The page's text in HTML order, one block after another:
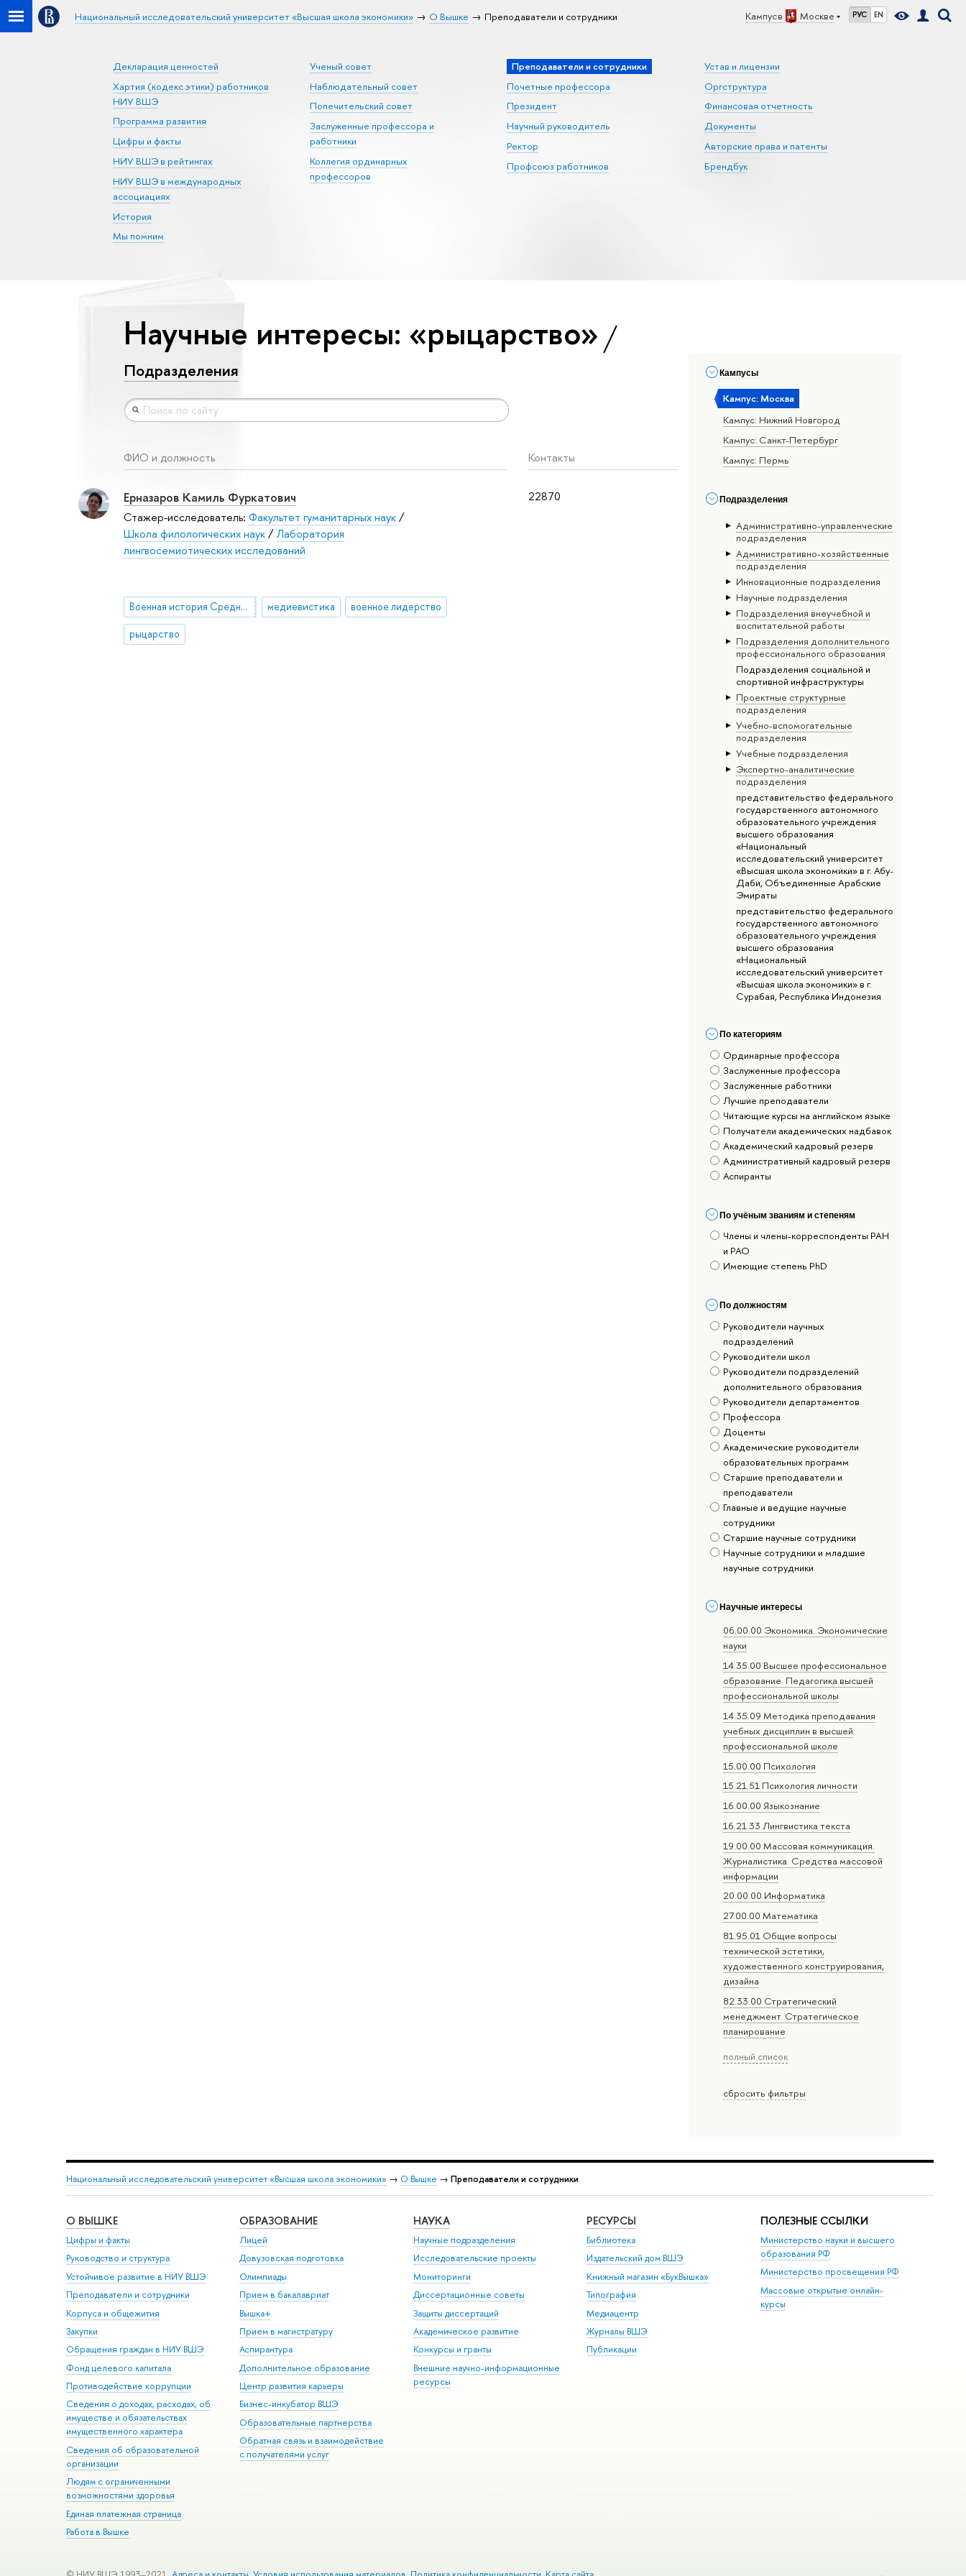
Кампус в Москве РУС EN
Национальный исследовательский университет «Высшая школа экономики» О Вышке Преподаватели и сотрудники
Декларация ценностей
Хартия (кодекс этики) работников
НИУ ВШЭ
Программа развития
Цифры и факты
НИУ ВШЭ в рейтингах
НИУ ВШЭ в международных
ассоциациях
История
Мы помним
Ученый совет
Наблюдательный совет
Попечительский совет
Заслуженные профессора и
работники
Коллегия ординарных
профессоров
Преподаватели и сотрудники
Почетные профессора
Президент
Научный руководитель
Ректор
Профсоюз работников
Устав и лицензии
Оргструктура
Финансовая отчетность
Документы
Авторские права и патенты
Брендбук
Кампусы
Кампус: Москва
Кампус: Нижний Новгород
Кампус: Санкт-Петербург
Кампус: Пермь
Подразделения
Административно-управленческие
подразделения
Административно-хозяйственные
подразделения
Инновационные подразделения
Научные подразделения
Подразделения внеучебной и
воспитательной работы
Подразделения дополнительного
профессионального образования
Подразделения социальной и
спортивной инфраструктуры
Проектные структурные
подразделения
Учебно-вспомогательные
подразделения
Учебные подразделения
Экспертно-аналитические
подразделения
представительство федерального
государственного автономного
образовательного учреждения
высшего образования
«Национальный
исследовательский университет
«Высшая школа экономики» в г. Абу-
Даби, Объединенные Арабские
Эмираты
представительство федерального
государственного автономного
образовательного учреждения
высшего образования
«Национальный
исследовательский университет
«Высшая школа экономики» в г.
Сурабая, Республика Индонезия
По категориям
Ординарные профессора
Заслуженные профессора
Заслуженные работники
Лучшие преподаватели
Читающие курсы на английском языке
Получатели академических надбавок
Академический кадровый резерв
Административный кадровый резерв
Аспиранты
По учёным званиям и степеням
Члены и члены-корреспонденты РАН
и РАО
Имеющие степень PhD
По должностям
Руководители научных
подразделений
Руководители школ
Руководители подразделений
дополнительного образования
Руководители департаментов
Профессора
Доценты
Академические руководители
образовательных программ
Старшие преподаватели и
преподаватели
Главные и ведущие научные
сотрудники
Старшие научные сотрудники
Научные сотрудники и младшие
научные сотрудники
Научные интересы
06.00.00 Экономика. Экономические
науки
14.35.00 Высшее профессиональное
образование. Педагогика высшей
профессиональной школы
14.35.09 Методика преподавания
учебных дисциплин в высшей
профессиональной школе
15.00.00 Психология
15.21.51 Психология личности
16.00.00 Языкознание
16.21.33 Лингвистика текста
19.00.00 Массовая коммуникация.
Журналистика. Средства массовой
информации
20.00.00 Информатика
27.00.00 Математика
81.95.01 Общие вопросы
технической эстетики,
художественного конструирования,
дизайна
82.33.00 Стратегический
менеджмент. Стратегическое
планирование
полный список
сбросить фильтры
Научные интересы: «рыцарство»
Подразделения
ФИО и должность Контакты
22870
Ерназаров Камиль Фуркатович
Стажер-исследователь: Факультет гуманитарных наук/
Школа филологических наук/Лаборатория
лингвосемиотических исследований
Военная история Средневековья медиевистика военное лидерство
рыцарство
Национальный исследовательский университет «Высшая школа экономики» → О Вышке → Преподаватели и сотрудники
О ВЫШКЕ
Цифры и факты
Руководство и структура
Устойчивое развитие в НИУ ВШЭ
Преподаватели и сотрудники
Корпуса и общежития
Закупки
Обращения граждан в НИУ ВШЭ
Фонд целевого капитала
Противодействие коррупции
Сведения о доходах, расходах, об
имуществе и обязательствах
имущественного характера
Сведения об образовательной
организации
Людям с ограниченными
возможностями здоровья
Единая платежная страница
Работа в Вышке
ОБРАЗОВАНИЕ
Лицей
Довузовская подготовка
Олимпиады
Прием в бакалавриат
Вышка+
Прием в магистратуру
Аспирантура
Дополнительное образование
Центр развития карьеры
Бизнес-инкубатор ВШЭ
Образовательные партнерства
Обратная связь и взаимодействие
с получателями услуг
НАУКА
Научные подразделения
Исследовательские проекты
Мониторинги
Диссертационные советы
Защиты диссертаций
Академическое развитие
Конкурсы и гранты
Внешние научно-информационные
ресурсы
РЕСУРСЫ
Библиотека
Издательский дом ВШЭ
Книжный магазин «БукВышка»
Типография
Медиацентр
Журналы ВШЭ
Публикации
ПОЛЕЗНЫЕ ССЫЛКИ
Министерство науки и высшего
образования РФ
Министерство просвещения РФ
Массовые открытые онлайн-
курсы